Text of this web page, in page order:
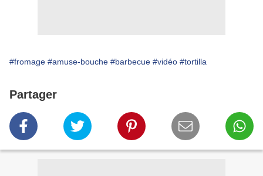
#fromage #amuse-bouche #barbecue #vidéo #tortilla
Partager